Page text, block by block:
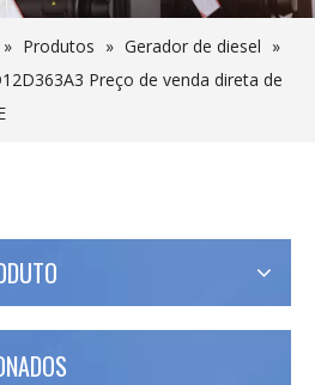
» Produtos » Gerador de diesel »
Preço de venda direta de